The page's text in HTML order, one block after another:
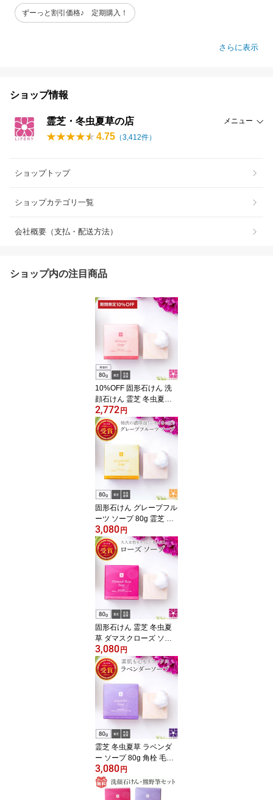
ずーっと割引価格♪ 定期購入！
さらに表示
ショップ情報
霊芝・冬虫夏草の店 メニュー
4.75 （3,412件）
ショップトップ
ショップカテゴリ一覧
会社概要（支払・配送方法）
ショップ内の注目商品
10%OFF 固形石けん 洗
顔石けん 霊芝 冬虫夏草
スキンケアソープ 80g 泡
ネット付 毛穴ケア 弱ア
ルカリ性 洗顔 石鹸 ソー
プ せっけん 固形石鹸 洗
顔石鹸 ボディーソープ
朝洗顔 洗顔料 無添加 無
香料 温泉水 角栓 毛穴 角
2,772 円
固形石けん グレープフル
ーツ ソープ 80g 霊芝 冬
虫夏草 顔用 体用 洗顔 石
けん 柿渋石鹸 柿渋エキ
ス 柿タンニン 石鹸 加齢
臭 体臭 脇汗 せっけん 固
形石鹸 洗顔石鹸 無添加
ワキ 足 デオドラントソ
ープ 旦那 枕 におい 思春
期 家族 いい香り 国産 日
本製
3,080 円
固形石けん 霊芝 冬虫夏
草 ダマスクローズ ソー
プ バラ 薔薇 石鹸 洗顔 固
形 せっけん 固形石鹸 洗
顔石鹸 洗顔石けん 美容
石鹸 洗顔料 ボディーソ
ープ プレゼント ギフト
ブルガリアン ローズ ロ
ーズウオーター いい香り
泡 無添加
3,080 円
霊芝 冬虫夏草 ラベンダ
ー ソープ 80g 角栓 毛穴
洗顔 アロマ 石鹸 いい香
り せっけん 洗顔石けん
固形石鹸 固形石けん 洗
3,080 円